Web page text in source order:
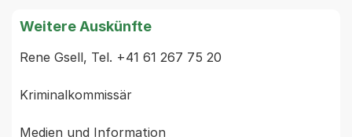
Weitere Auskünfte
Rene Gsell, Tel. +41 61 267 75 20
Kriminalkommissär